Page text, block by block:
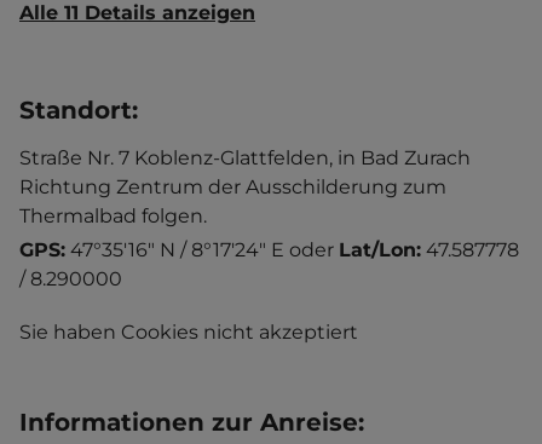
Alle 11 Details anzeigen
Standort:
Straße Nr. 7 Koblenz-Glattfelden, in Bad Zurach
Richtung Zentrum der Ausschilderung zum
Thermalbad folgen.
GPS: 47°35'16" N / 8°17'24" E oder Lat/Lon: 47.587778
/ 8.290000
Sie haben Cookies nicht akzeptiert
Informationen zur Anreise: